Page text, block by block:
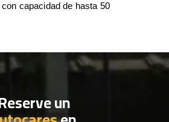
capacidad de hasta 50
un